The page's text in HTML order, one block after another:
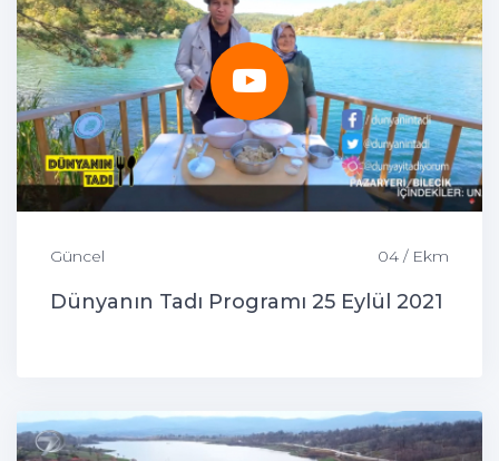
Güncel 04 / Ekm
Dünyanın Tadı Programı 25 Eylül 2021